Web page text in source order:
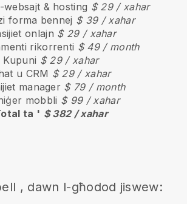
websajt & hosting $ 29 / xahar
forma bennej $ 39 / xahar
onlajn $ 29 / xahar
rikorrenti $ 49 / month
Kupuni $ 29 / xahar
u CRM $ 29 / xahar
manager $ 79 / month
mobbli $ 99 / xahar
ta ' $ 382 / xahar
, dawn l-għodod jiswew: